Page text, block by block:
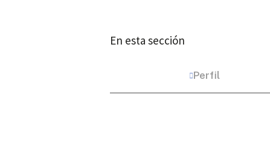
En esta sección
Perfil